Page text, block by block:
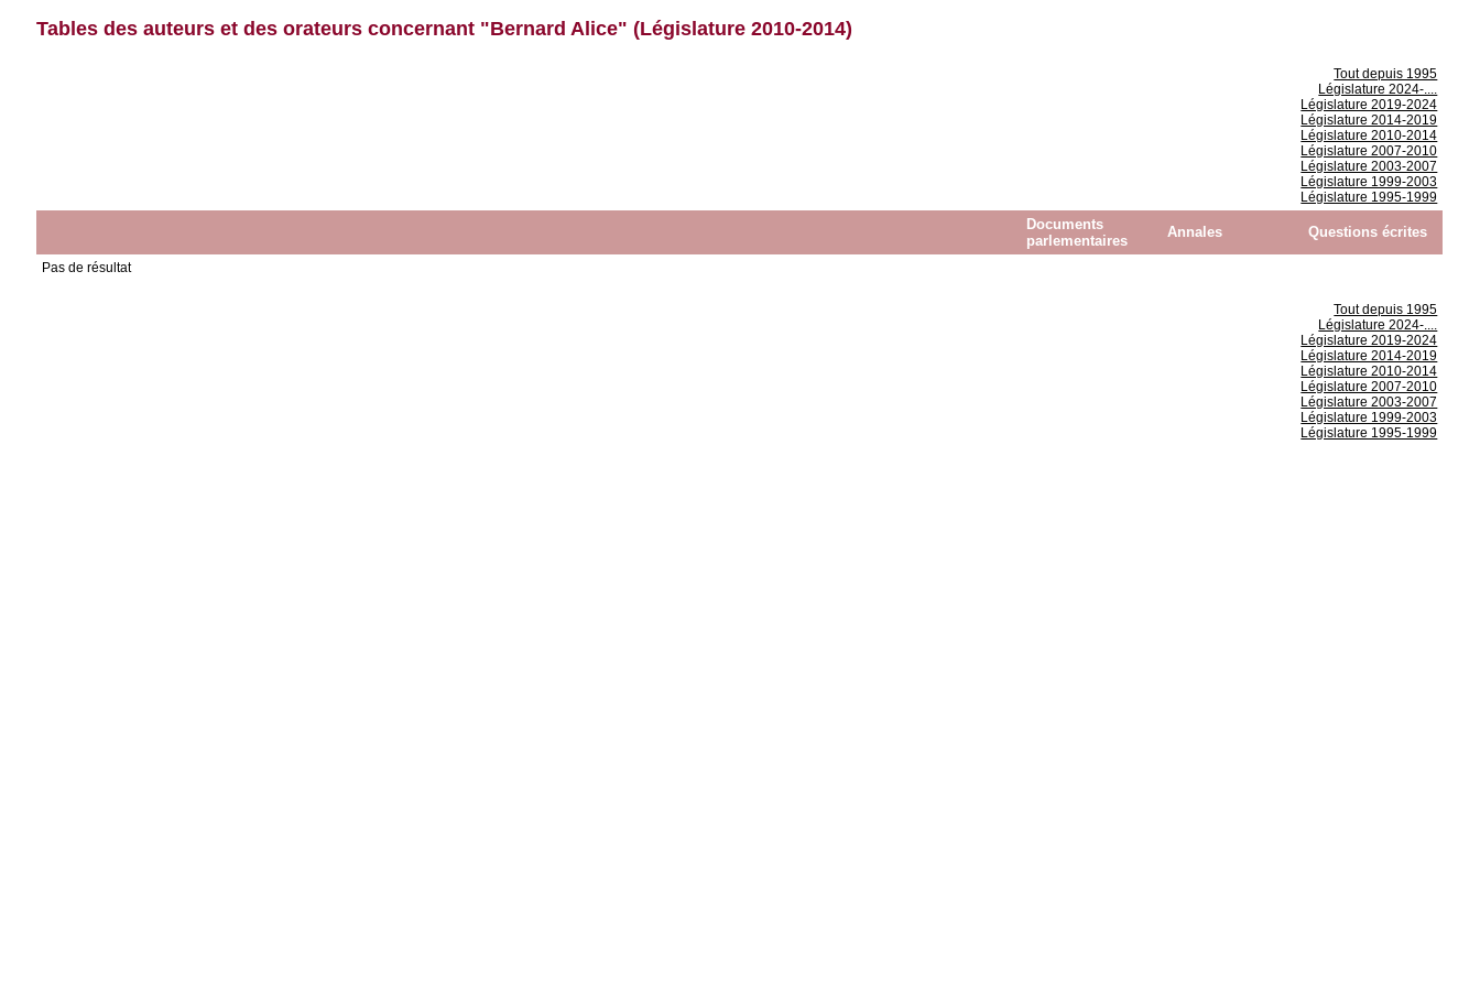
Tables des auteurs et des orateurs concernant "Bernard Alice" (Législature 2010-2014)
Tout depuis 1995
Législature 2024-....
Législature 2019-2024
Législature 2014-2019
Législature 2010-2014
Législature 2007-2010
Législature 2003-2007
Législature 1999-2003
Législature 1995-1999
Documents
parlementaires
Annales Questions écrites
Pas de résultat
Tout depuis 1995
Législature 2024-....
Législature 2019-2024
Législature 2014-2019
Législature 2010-2014
Législature 2007-2010
Législature 2003-2007
Législature 1999-2003
Législature 1995-1999